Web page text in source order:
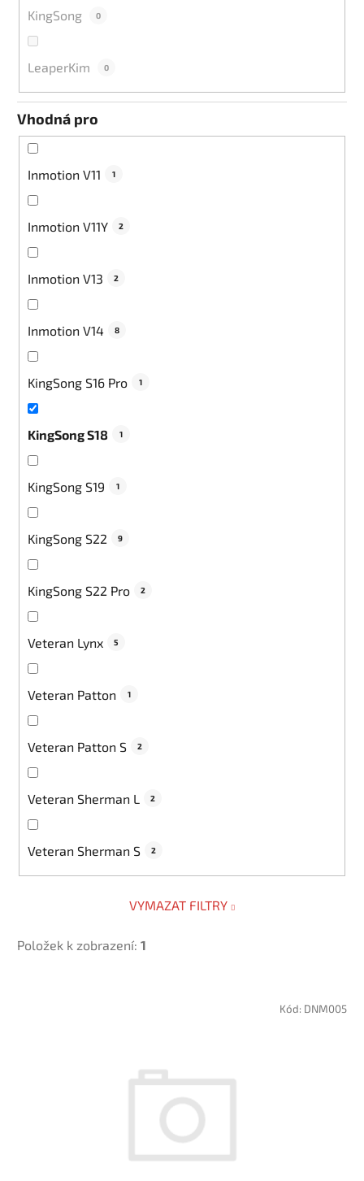
KingSong 0
LeaperKim 0
Vhodná pro
Inmotion V11 1
Inmotion V11Y 2
Inmotion V13 2
Inmotion V14 8
KingSong S16 Pro 1
KingSong S18 1
KingSong S19 1
KingSong S22 9
KingSong S22 Pro 2
Veteran Lynx 5
Veteran Patton 1
Veteran Patton S 2
Veteran Sherman L 2
Veteran Sherman S 2
VYMAZAT FILTRY
Položek k zobrazení: 1
Kód: DNM005